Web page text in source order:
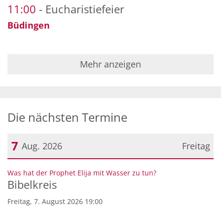
11:00 Eucharistiefeier
Büdingen
Mehr anzeigen
Die nächsten Termine
Freitag
7 Aug. 2026
Datum: 7. August 2026
Was hat der Prophet Elija mit Wasser zu tun?:
Bibelkreis
Freitag, 7. August 2026 19:00